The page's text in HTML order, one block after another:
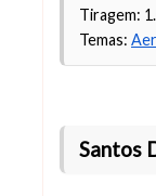
Tiragem:
Temas:
Santos